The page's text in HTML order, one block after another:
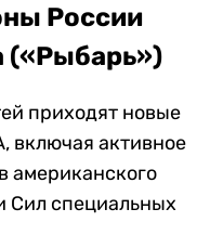
России
(«Рыбарь»)
приходят новые
включая активное
американского
Сил специальных